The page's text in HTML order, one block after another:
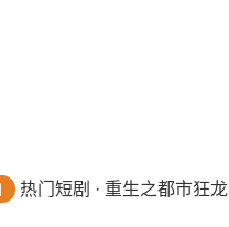
热门短剧 · 重生之都市狂龙